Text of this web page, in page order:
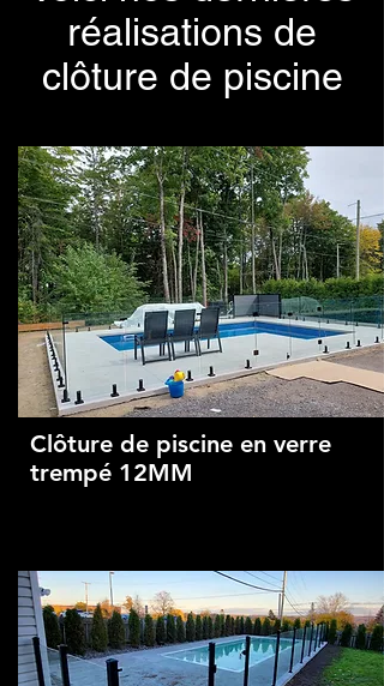
réalisations de
clôture de piscine
Clôture de piscine en verre
trempé 12MM